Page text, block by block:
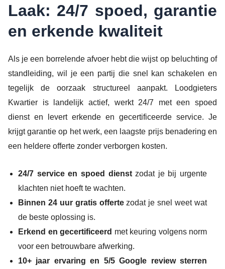
Laak: 24/7 spoed, garantie
en erkende kwaliteit
Als je een borrelende afvoer hebt die wijst op beluchting of
standleiding, wil je een partij die snel kan schakelen en
tegelijk de oorzaak structureel aanpakt. Loodgieters
Kwartier is landelijk actief, werkt 24/7 met een spoed
dienst en levert erkende en gecertificeerde service. Je
krijgt garantie op het werk, een laagste prijs benadering en
een heldere offerte zonder verborgen kosten.
24/7 service en spoed dienstzodat je bij urgente
klachten niet hoeft te wachten.
Binnen 24 uur gratis offertezodat je snel weet wat
de beste oplossing is.
Erkend en gecertificeerd met keuring volgens norm
voor een betrouwbare afwerking.
10+ jaar ervaring en 5/5 Google review sterren